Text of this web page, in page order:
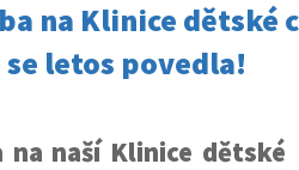
na Klinice dětské
letos povedla!
na naší Klinice dětské